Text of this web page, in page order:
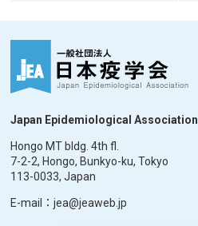
Japan Epidemiological Association
Hongo MT bldg. 4th fl.
7-2-2, Hongo, Bunkyo-ku, Tokyo
113-0033, Japan
E-mail：jea@jeaweb.jp